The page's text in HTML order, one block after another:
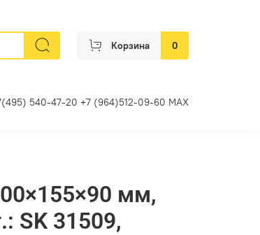
Корзина 0
540-47-20 +7 (964)512-09-60 MAX
мм,
SK 31509,